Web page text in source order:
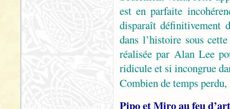
est en parfaite
disparaît définitivement
dans l’histoire sous
réalisée par Alan Lee
ridicule et si incongrue
Combien de temps
Pipo et Miro au feu